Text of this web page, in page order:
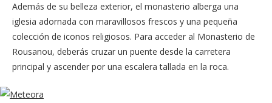
Además de su belleza exterior, el monasterio alberga una
iglesia adornada con maravillosos frescos y una pequeña
colección de iconos religiosos. Para acceder al Monasterio de
Rousanou, deberás cruzar un puente desde la carretera
principal y ascender por una escalera tallada en la roca.